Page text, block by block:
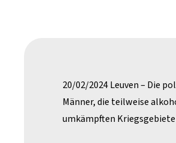
20/02/2024 Leuven – Die
Männer, die teilweise
umkämpften